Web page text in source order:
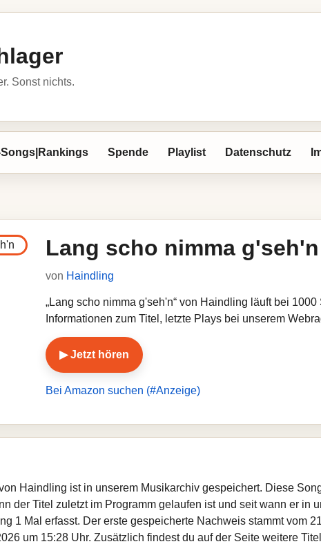
Sonst nichts.
Spende Playlist Datenschutz
Lang scho nimma g'seh'n
von Haindling
„Lang scho nimma g'seh'n“ von Haindling läuft bei
Informationen zum Titel, letzte Plays bei unserem
▶ Jetzt hören
Bei Amazon suchen (#Anzeige)
Haindling ist in unserem Musikarchiv gespeichert. Diese
der Titel zuletzt im Programm gelaufen ist und seit wann er in
1 Mal erfasst. Der erste gespeicherte Nachweis stammt vom
um 15:28 Uhr. Zusätzlich findest du auf der Seite weitere